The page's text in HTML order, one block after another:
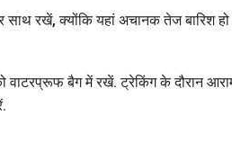
रखें, क्योंकि यहां अचानक तेज बारिश
वाटरप्रूफ बैग में रखें. ट्रेकिंग के दौरान